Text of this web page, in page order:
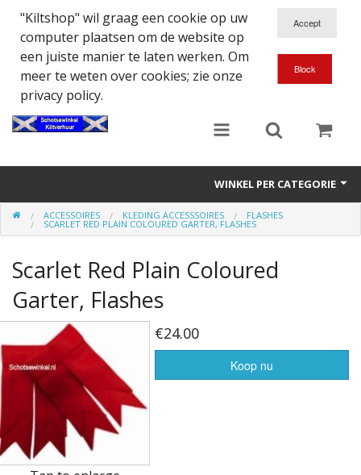
"Kiltshop" wil graag een cookie op uw
computer plaatsen om de website op
een juiste manier te laten werken. Om
meer te weten over cookies; zie onze
privacy policy.
WINKEL PER CATEGORIE
Accessoires
Eten en Drinken
Kilt - Kleding
Highland Titles
Verhuur
AFGEPRIJST - UITVERKOOP
ACCESSOIRES KLEDING ACCESSSOIRES FLASHES
SCARLET RED PLAIN COLOURED GARTER, FLASHES
Scarlet Red Plain Coloured
Garter, Flashes
€24.00
Koop nu